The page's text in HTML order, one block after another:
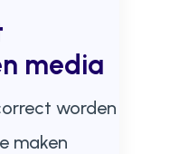
media
worden
maken